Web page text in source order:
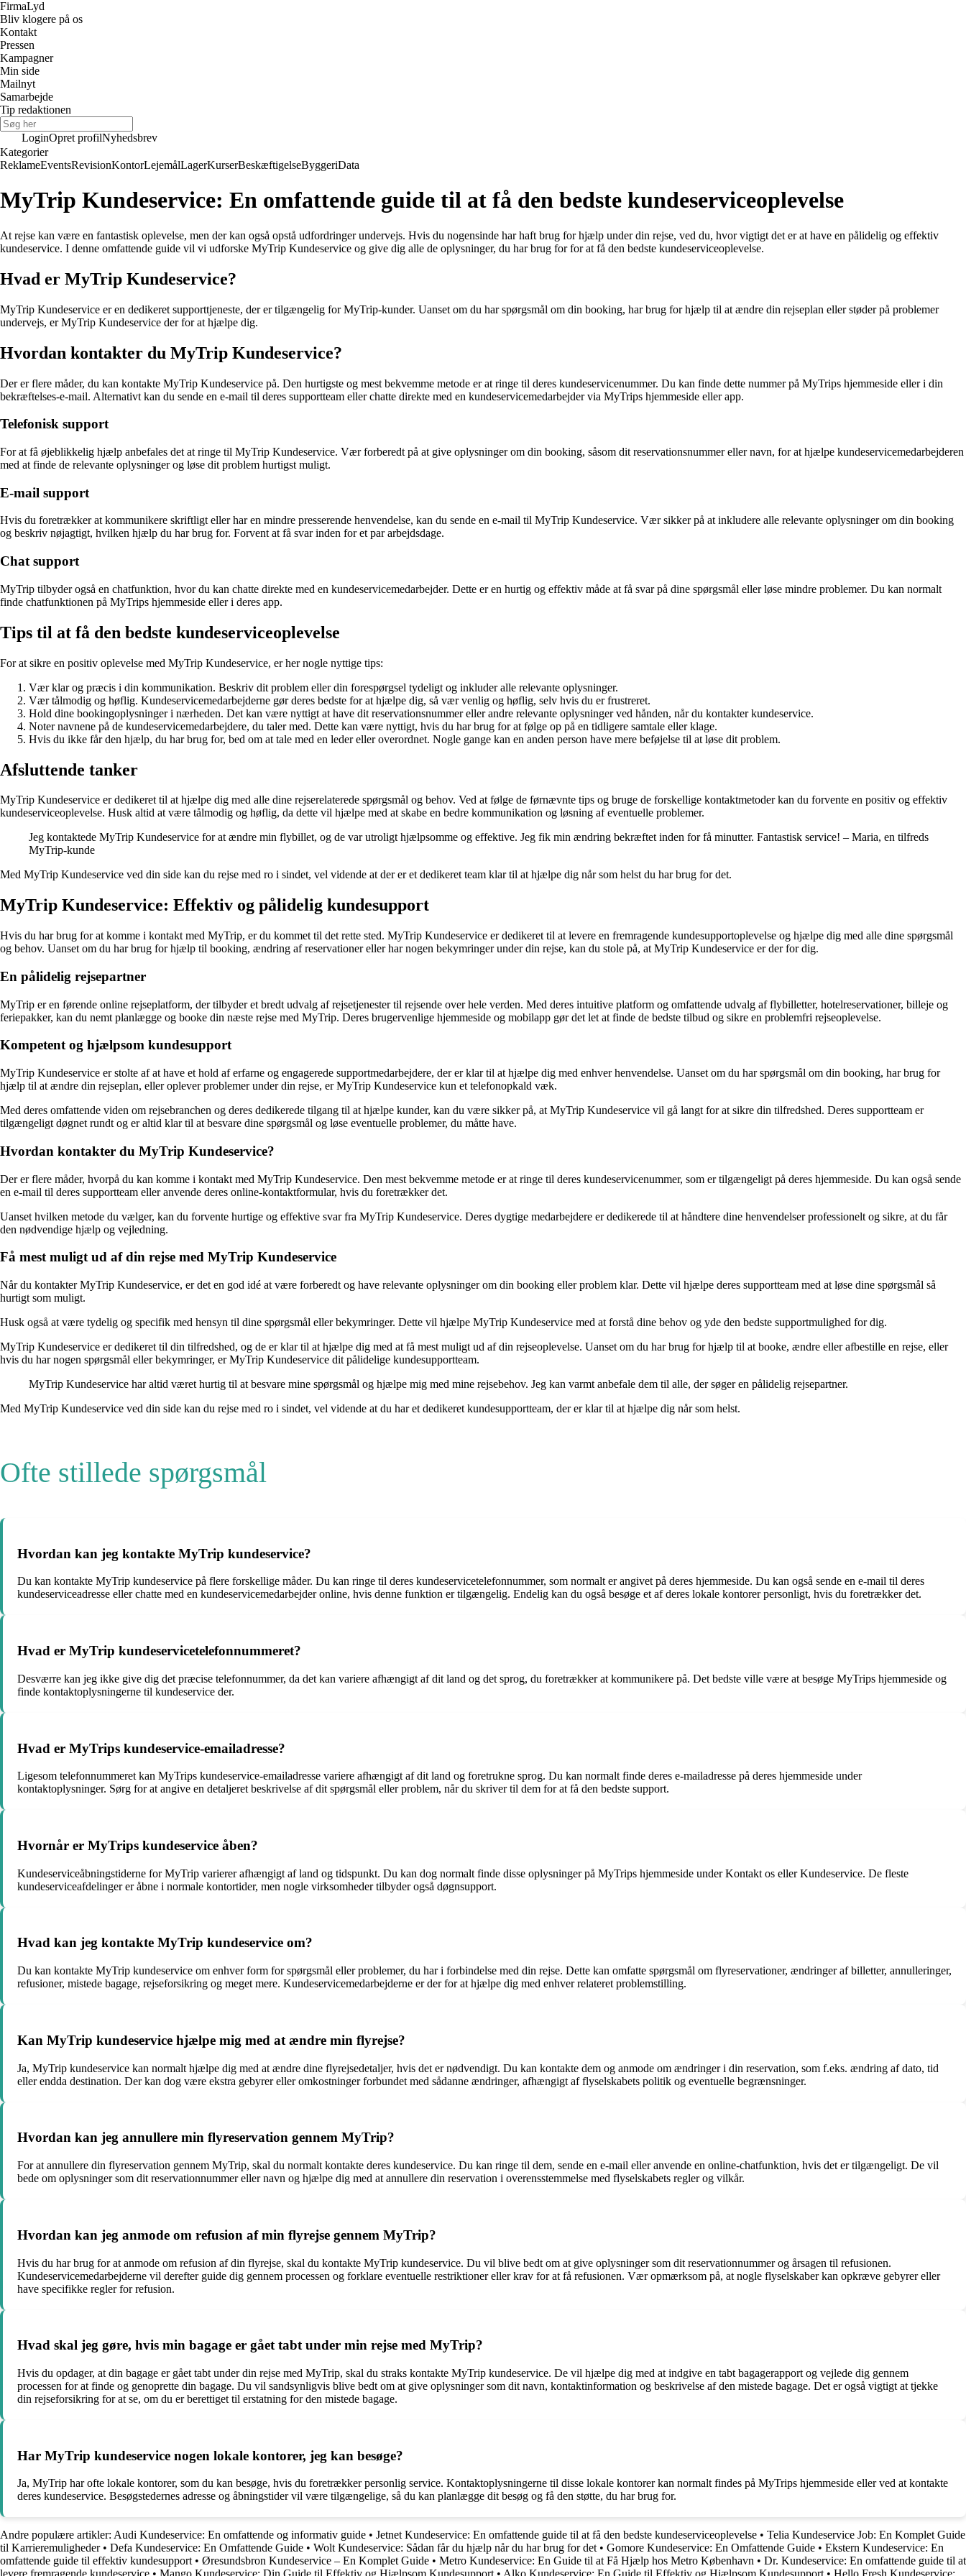
FirmaLyd
Bliv klogere på os
Kontakt
Pressen
Kampagner
Min side
Mailnyt
Samarbejde
Tip redaktionen
LoginOpret profilNyhedsbrev
Kategorier
ReklameEventsRevisionKontorLejemålLagerKurserBeskæftigelseByggeriData
MyTrip Kundeservice: En omfattende guide til at få den bedste kundeserviceoplevelse
At rejse kan være en fantastisk oplevelse, men der kan også opstå udfordringer undervejs. Hvis du nogensinde har haft brug for hjælp under din rejse, ved du, hvor vigtigt det er at have en pålidelig og effektiv
kundeservice. I denne omfattende guide vil vi udforske MyTrip Kundeservice og give dig alle de oplysninger, du har brug for for at få den bedste kundeserviceoplevelse.
Hvad er MyTrip Kundeservice?
MyTrip Kundeservice er en dedikeret supporttjeneste, der er tilgængelig for MyTrip-kunder. Uanset om du har spørgsmål om din booking, har brug for hjælp til at ændre din rejseplan eller støder på problemer
undervejs, er MyTrip Kundeservice der for at hjælpe dig.
Hvordan kontakter du MyTrip Kundeservice?
Der er flere måder, du kan kontakte MyTrip Kundeservice på. Den hurtigste og mest bekvemme metode er at ringe til deres kundeservicenummer. Du kan finde dette nummer på MyTrips hjemmeside eller i din
bekræftelses-e-mail. Alternativt kan du sende en e-mail til deres supportteam eller chatte direkte med en kundeservicemedarbejder via MyTrips hjemmeside eller app.
Telefonisk support
For at få øjeblikkelig hjælp anbefales det at ringe til MyTrip Kundeservice. Vær forberedt på at give oplysninger om din booking, såsom dit reservationsnummer eller navn, for at hjælpe kundeservicemedarbejderen
med at finde de relevante oplysninger og løse dit problem hurtigst muligt.
E-mail support
Hvis du foretrækker at kommunikere skriftligt eller har en mindre presserende henvendelse, kan du sende en e-mail til MyTrip Kundeservice. Vær sikker på at inkludere alle relevante oplysninger om din booking
og beskriv nøjagtigt, hvilken hjælp du har brug for. Forvent at få svar inden for et par arbejdsdage.
Chat support
MyTrip tilbyder også en chatfunktion, hvor du kan chatte direkte med en kundeservicemedarbejder. Dette er en hurtig og effektiv måde at få svar på dine spørgsmål eller løse mindre problemer. Du kan normalt
finde chatfunktionen på MyTrips hjemmeside eller i deres app.
Tips til at få den bedste kundeserviceoplevelse
For at sikre en positiv oplevelse med MyTrip Kundeservice, er her nogle nyttige tips:
Vær klar og præcis i din kommunikation. Beskriv dit problem eller din forespørgsel tydeligt og inkluder alle relevante oplysninger.
Vær tålmodig og høflig. Kundeservicemedarbejderne gør deres bedste for at hjælpe dig, så vær venlig og høflig, selv hvis du er frustreret.
Hold dine bookingoplysninger i nærheden. Det kan være nyttigt at have dit reservationsnummer eller andre relevante oplysninger ved hånden, når du kontakter kundeservice.
Noter navnene på de kundeservicemedarbejdere, du taler med. Dette kan være nyttigt, hvis du har brug for at følge op på en tidligere samtale eller klage.
Hvis du ikke får den hjælp, du har brug for, bed om at tale med en leder eller overordnet. Nogle gange kan en anden person have mere beføjelse til at løse dit problem.
Afsluttende tanker
MyTrip Kundeservice er dedikeret til at hjælpe dig med alle dine rejserelaterede spørgsmål og behov. Ved at følge de førnævnte tips og bruge de forskellige kontaktmetoder kan du forvente en positiv og effektiv
kundeserviceoplevelse. Husk altid at være tålmodig og høflig, da dette vil hjælpe med at skabe en bedre kommunikation og løsning af eventuelle problemer.
Jeg kontaktede MyTrip Kundeservice for at ændre min flybillet, og de var utroligt hjælpsomme og effektive. Jeg fik min ændring bekræftet inden for få minutter. Fantastisk service! – Maria, en tilfreds
MyTrip-kunde
Med MyTrip Kundeservice ved din side kan du rejse med ro i sindet, vel vidende at der er et dedikeret team klar til at hjælpe dig når som helst du har brug for det.
MyTrip Kundeservice: Effektiv og pålidelig kundesupport
Hvis du har brug for at komme i kontakt med MyTrip, er du kommet til det rette sted. MyTrip Kundeservice er dedikeret til at levere en fremragende kundesupportoplevelse og hjælpe dig med alle dine spørgsmål
og behov. Uanset om du har brug for hjælp til booking, ændring af reservationer eller har nogen bekymringer under din rejse, kan du stole på, at MyTrip Kundeservice er der for dig.
En pålidelig rejsepartner
MyTrip er en førende online rejseplatform, der tilbyder et bredt udvalg af rejsetjenester til rejsende over hele verden. Med deres intuitive platform og omfattende udvalg af flybilletter, hotelreservationer, billeje og
feriepakker, kan du nemt planlægge og booke din næste rejse med MyTrip. Deres brugervenlige hjemmeside og mobilapp gør det let at finde de bedste tilbud og sikre en problemfri rejseoplevelse.
Kompetent og hjælpsom kundesupport
MyTrip Kundeservice er stolte af at have et hold af erfarne og engagerede supportmedarbejdere, der er klar til at hjælpe dig med enhver henvendelse. Uanset om du har spørgsmål om din booking, har brug for
hjælp til at ændre din rejseplan, eller oplever problemer under din rejse, er MyTrip Kundeservice kun et telefonopkald væk.
Med deres omfattende viden om rejsebranchen og deres dedikerede tilgang til at hjælpe kunder, kan du være sikker på, at MyTrip Kundeservice vil gå langt for at sikre din tilfredshed. Deres supportteam er
tilgængeligt døgnet rundt og er altid klar til at besvare dine spørgsmål og løse eventuelle problemer, du måtte have.
Hvordan kontakter du MyTrip Kundeservice?
Der er flere måder, hvorpå du kan komme i kontakt med MyTrip Kundeservice. Den mest bekvemme metode er at ringe til deres kundeservicenummer, som er tilgængeligt på deres hjemmeside. Du kan også sende
en e-mail til deres supportteam eller anvende deres online-kontaktformular, hvis du foretrækker det.
Uanset hvilken metode du vælger, kan du forvente hurtige og effektive svar fra MyTrip Kundeservice. Deres dygtige medarbejdere er dedikerede til at håndtere dine henvendelser professionelt og sikre, at du får
den nødvendige hjælp og vejledning.
Få mest muligt ud af din rejse med MyTrip Kundeservice
Når du kontakter MyTrip Kundeservice, er det en god idé at være forberedt og have relevante oplysninger om din booking eller problem klar. Dette vil hjælpe deres supportteam med at løse dine spørgsmål så
hurtigt som muligt.
Husk også at være tydelig og specifik med hensyn til dine spørgsmål eller bekymringer. Dette vil hjælpe MyTrip Kundeservice med at forstå dine behov og yde den bedste supportmulighed for dig.
MyTrip Kundeservice er dedikeret til din tilfredshed, og de er klar til at hjælpe dig med at få mest muligt ud af din rejseoplevelse. Uanset om du har brug for hjælp til at booke, ændre eller afbestille en rejse, eller
hvis du har nogen spørgsmål eller bekymringer, er MyTrip Kundeservice dit pålidelige kundesupportteam.
MyTrip Kundeservice har altid været hurtig til at besvare mine spørgsmål og hjælpe mig med mine rejsebehov. Jeg kan varmt anbefale dem til alle, der søger en pålidelig rejsepartner.
Med MyTrip Kundeservice ved din side kan du rejse med ro i sindet, vel vidende at du har et dedikeret kundesupportteam, der er klar til at hjælpe dig når som helst.
Ofte stillede spørgsmål
Hvordan kan jeg kontakte MyTrip kundeservice?
Du kan kontakte MyTrip kundeservice på flere forskellige måder. Du kan ringe til deres kundeservicetelefonnummer, som normalt er angivet på deres hjemmeside. Du kan også sende en e-mail til deres
kundeserviceadresse eller chatte med en kundeservicemedarbejder online, hvis denne funktion er tilgængelig. Endelig kan du også besøge et af deres lokale kontorer personligt, hvis du foretrækker det.
Hvad er MyTrip kundeservicetelefonnummeret?
Desværre kan jeg ikke give dig det præcise telefonnummer, da det kan variere afhængigt af dit land og det sprog, du foretrækker at kommunikere på. Det bedste ville være at besøge MyTrips hjemmeside og
finde kontaktoplysningerne til kundeservice der.
Hvad er MyTrips kundeservice-emailadresse?
Ligesom telefonnummeret kan MyTrips kundeservice-emailadresse variere afhængigt af dit land og foretrukne sprog. Du kan normalt finde deres e-mailadresse på deres hjemmeside under
kontaktoplysninger. Sørg for at angive en detaljeret beskrivelse af dit spørgsmål eller problem, når du skriver til dem for at få den bedste support.
Hvornår er MyTrips kundeservice åben?
Kundeserviceåbningstiderne for MyTrip varierer afhængigt af land og tidspunkt. Du kan dog normalt finde disse oplysninger på MyTrips hjemmeside under Kontakt os eller Kundeservice. De fleste
kundeserviceafdelinger er åbne i normale kontortider, men nogle virksomheder tilbyder også døgnsupport.
Hvad kan jeg kontakte MyTrip kundeservice om?
Du kan kontakte MyTrip kundeservice om enhver form for spørgsmål eller problemer, du har i forbindelse med din rejse. Dette kan omfatte spørgsmål om flyreservationer, ændringer af billetter, annulleringer,
refusioner, mistede bagage, rejseforsikring og meget mere. Kundeservicemedarbejderne er der for at hjælpe dig med enhver relateret problemstilling.
Kan MyTrip kundeservice hjælpe mig med at ændre min flyrejse?
Ja, MyTrip kundeservice kan normalt hjælpe dig med at ændre dine flyrejsedetaljer, hvis det er nødvendigt. Du kan kontakte dem og anmode om ændringer i din reservation, som f.eks. ændring af dato, tid
eller endda destination. Der kan dog være ekstra gebyrer eller omkostninger forbundet med sådanne ændringer, afhængigt af flyselskabets politik og eventuelle begrænsninger.
Hvordan kan jeg annullere min flyreservation gennem MyTrip?
For at annullere din flyreservation gennem MyTrip, skal du normalt kontakte deres kundeservice. Du kan ringe til dem, sende en e-mail eller anvende en online-chatfunktion, hvis det er tilgængeligt. De vil
bede om oplysninger som dit reservationnummer eller navn og hjælpe dig med at annullere din reservation i overensstemmelse med flyselskabets regler og vilkår.
Hvordan kan jeg anmode om refusion af min flyrejse gennem MyTrip?
Hvis du har brug for at anmode om refusion af din flyrejse, skal du kontakte MyTrip kundeservice. Du vil blive bedt om at give oplysninger som dit reservationnummer og årsagen til refusionen.
Kundeservicemedarbejderne vil derefter guide dig gennem processen og forklare eventuelle restriktioner eller krav for at få refusionen. Vær opmærksom på, at nogle flyselskaber kan opkræve gebyrer eller
have specifikke regler for refusion.
Hvad skal jeg gøre, hvis min bagage er gået tabt under min rejse med MyTrip?
Hvis du opdager, at din bagage er gået tabt under din rejse med MyTrip, skal du straks kontakte MyTrip kundeservice. De vil hjælpe dig med at indgive en tabt bagagerapport og vejlede dig gennem
processen for at finde og genoprette din bagage. Du vil sandsynligvis blive bedt om at give oplysninger som dit navn, kontaktinformation og beskrivelse af den mistede bagage. Det er også vigtigt at tjekke
din rejseforsikring for at se, om du er berettiget til erstatning for den mistede bagage.
Har MyTrip kundeservice nogen lokale kontorer, jeg kan besøge?
Ja, MyTrip har ofte lokale kontorer, som du kan besøge, hvis du foretrækker personlig service. Kontaktoplysningerne til disse lokale kontorer kan normalt findes på MyTrips hjemmeside eller ved at kontakte
deres kundeservice. Besøgstedernes adresse og åbningstider vil være tilgængelige, så du kan planlægge dit besøg og få den støtte, du har brug for.
Andre populære artikler: Audi Kundeservice: En omfattende og informativ guide • Jetnet Kundeservice: En omfattende guide til at få den bedste kundeserviceoplevelse • Telia Kundeservice Job: En Komplet Guide
til Karrieremuligheder• Defa Kundeservice: En Omfattende Guide • Wolt Kundeservice: Sådan får du hjælp når du har brug for det • Gomore Kundeservice: En Omfattende Guide • Ekstern Kundeservice: En
omfattende guide til effektiv kundesupport • Øresundsbron Kundeservice – En Komplet Guide • Metro Kundeservice: En Guide til at Få Hjælp hos Metro København • Dr. Kundeservice: En omfattende guide til at